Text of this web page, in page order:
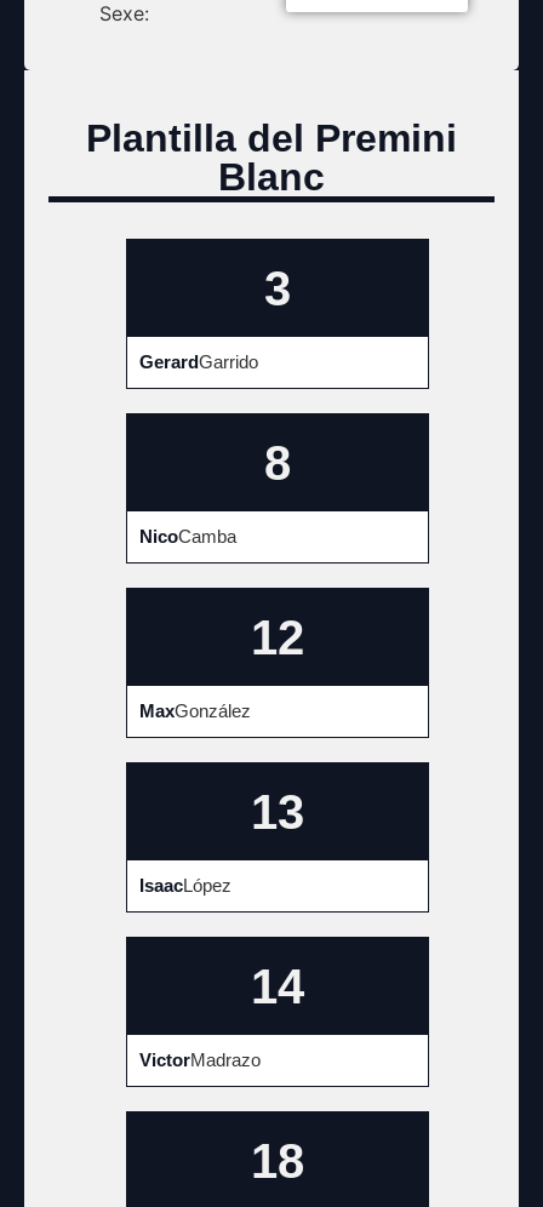
Sexe:
Plantilla del Premini
Blanc
3
GerardGarrido
8
NicoCamba
12
MaxGonzález
13
IsaacLópez
14
VictorMadrazo
18